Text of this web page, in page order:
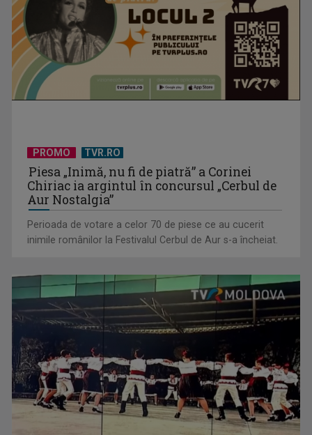
PROMO TVR.RO
Piesa „Inimă, nu fi de piatră” a Corinei
Chiriac ia argintul în concursul „Cerbul de
Aur Nostalgia”
Perioada de votare a celor 70 de piese ce au cucerit
inimile românilor la Festivalul Cerbul de Aur s-a încheiat.